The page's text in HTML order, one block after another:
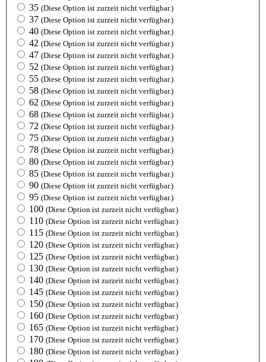
35 (Diese Option ist zurzeit nicht verfügbar.)
37 (Diese Option ist zurzeit nicht verfügbar.)
40 (Diese Option ist zurzeit nicht verfügbar.)
42 (Diese Option ist zurzeit nicht verfügbar.)
47 (Diese Option ist zurzeit nicht verfügbar.)
52 (Diese Option ist zurzeit nicht verfügbar.)
55 (Diese Option ist zurzeit nicht verfügbar.)
58 (Diese Option ist zurzeit nicht verfügbar.)
62 (Diese Option ist zurzeit nicht verfügbar.)
68 (Diese Option ist zurzeit nicht verfügbar.)
72 (Diese Option ist zurzeit nicht verfügbar.)
75 (Diese Option ist zurzeit nicht verfügbar.)
78 (Diese Option ist zurzeit nicht verfügbar.)
80 (Diese Option ist zurzeit nicht verfügbar.)
85 (Diese Option ist zurzeit nicht verfügbar.)
90 (Diese Option ist zurzeit nicht verfügbar.)
95 (Diese Option ist zurzeit nicht verfügbar.)
100 (Diese Option ist zurzeit nicht verfügbar.)
110 (Diese Option ist zurzeit nicht verfügbar.)
115 (Diese Option ist zurzeit nicht verfügbar.)
120 (Diese Option ist zurzeit nicht verfügbar.)
125 (Diese Option ist zurzeit nicht verfügbar.)
130 (Diese Option ist zurzeit nicht verfügbar.)
140 (Diese Option ist zurzeit nicht verfügbar.)
145 (Diese Option ist zurzeit nicht verfügbar.)
150 (Diese Option ist zurzeit nicht verfügbar.)
160 (Diese Option ist zurzeit nicht verfügbar.)
165 (Diese Option ist zurzeit nicht verfügbar.)
170 (Diese Option ist zurzeit nicht verfügbar.)
180 (Diese Option ist zurzeit nicht verfügbar.)